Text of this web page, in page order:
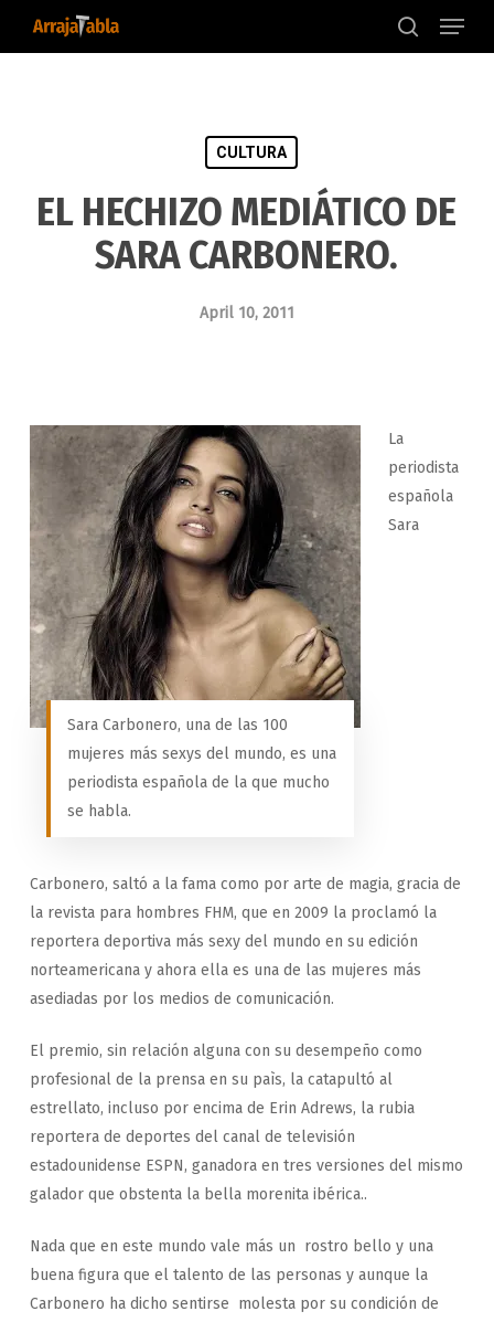
search
Menu
CULTURA
EL HECHIZO MEDIÁTICO DE
SARA CARBONERO.
April 10, 2011
Sara Carbonero, una de las 100
mujeres más sexys del mundo, es una
periodista española de la que mucho
se habla.
La
periodista
española
Sara
Carbonero, saltó a la fama como por arte de magia, gracia de
la revista para hombres FHM, que en 2009 la proclamó la
reportera deportiva más sexy del mundo en su edición
norteamericana y ahora ella es una de las mujeres más
asediadas por los medios de comunicación.
El premio, sin relación alguna con su desempeño como
profesional de la prensa en su paìs, la catapultó al
estrellato, incluso por encima de Erin Adrews, la rubia
reportera de deportes del canal de televisión
estadounidense ESPN, ganadora en tres versiones del mismo
galador que obstenta la bella morenita ibérica..
Nada que en este mundo vale más un rostro bello y una
buena figura que el talento de las personas y aunque la
Carbonero ha dicho sentirse molesta por su condición de